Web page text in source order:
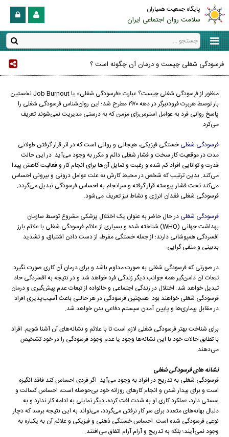
پایگاه جمعیت همیاران
سلامت روان اجتماعی ایران
فرسودگی شغلی چیست و درمان آن چگونه است ؟
منظور از فرسودگی شغلی چیست؟ عبارت «فرسودگی شغلی» یا Job Burnout نخستین
بار توسط هربرت فرودنبرگر در دهه ۱۹۷۰ مطرح شد؛ این روان‌شناس فرسودگی شغلی را
پاسخ روانی فرد به عوامل استرس‌زای مزمن که به درستی مدیریت نمی‌شوند تعریف
می‌کرد.
فرسودگی شغلی خستگی فیزیکی، هیجانی و روانی است که در اثر قرار گرفتن طولانی
مدت در موقعیت کار سخت و فشار‌ شغلی دائم و مکرر به وجود می‌آید. در این حالت
قدرت و توانایی افراد کم شده و رغبت و تمایل آن‌ها برای انجام کار و فعالیت کاهش پیدا
می‌کند. بدین ترتیب که شخص در محیط کارش به علت عوامل درونی و بیرونی احساس
می‌کند تحت فشار پیوسته قرار گرفته و سرانجام به احساس فرسودگی تبدیل می‌گردد.
فرسودگی شغلی فقدان انرژی و نشاط نیز تعریف می‌شود.
فرسودگی شغلی در حال حاضر به عنوان یک اختلال پزشکی مشروع توسط سازمان
بهداشت جهانی (WHO) شناخته شده و بسیاری از علائم فرسودگی شغلی با علائم بارز
افسردگی همپوشانی دارند؛ از جمله خستگی مفرط، از دست دادن اشتیاق، و تشدید
بدبینی و منفی گرایی.
در صورتی که فرسودگی شغلی به صورت مداوم باشد و برای درمان آن کاری صورت نگیرد
تبعات آن دامن‌گیر همه جوانب دیگر زندگی فرد خواهد شد و در نتیجه به افسردگی حاد
تبدیل خواهد شد. اختلال در زندگی اجتماعی و خانواده از تبعات عدم پیش‌گیری و درمان
فرسودگی شغلی خواهند بود. همچنین فرسودگی در هر حالتی باعث آسیب‌پذیری افراد
در مقابل بیماری‌ها و پایین آمدن سیستم دفاعی بدن خواهد شد.
برای شناخت بهتر فرسودگی شغلی لازم است تا با علائم و نشانه‌های آن آشنا شویم. افراد
با تطابق حالات خود با این نشانه‌ها وجود یا عدم وجود فرسودگی را در خود تشخیص
می‌دهند.
نشانه های فرسودگی شغلی
فرسودگی شغلی به تدریج در افراد به وجود می‌آید. اگر فردی احساس کند فاقد انگیزه
است و برای بیدار شدن و انجام کارهای روزانه خود بی‌حوصله است، احساس کسالت و
سستی دارد، عملکرد کاری او به شدت افت کرده، دیگر تمایلی به ادامه کار ندارد و به
دنبال بهانه‌های متعدد برای سر کار نرفتن می‌گردد، می‌تواند به این نتیجه برسد که دچار
نوعی فرسودگی شده است. احساس خستگی ذهنی و فیزیکی و علائم آن به یکباره به
وجود نمی‌آیند؛ بلکه به تدریج و آرام آرام اتفاق می‌افتند.